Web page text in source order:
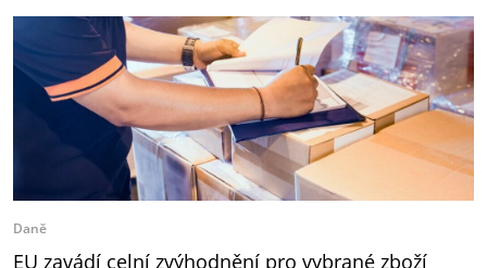
Daně
EU zavádí celní zvýhodnění pro vybrané zboží